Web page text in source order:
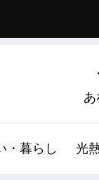
・暮らし 光